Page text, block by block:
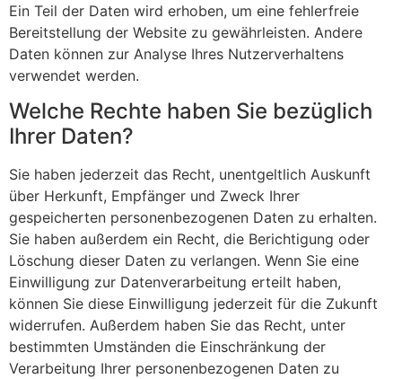
Ein Teil der Daten wird erhoben, um eine fehlerfreie
Bereitstellung der Website zu gewährleisten. Andere
Daten können zur Analyse Ihres Nutzerverhaltens
verwendet werden.
Welche Rechte haben Sie bezüglich
Ihrer Daten?
Sie haben jederzeit das Recht, unentgeltlich Auskunft
über Herkunft, Empfänger und Zweck Ihrer
gespeicherten personenbezogenen Daten zu erhalten.
Sie haben außerdem ein Recht, die Berichtigung oder
Löschung dieser Daten zu verlangen. Wenn Sie eine
Einwilligung zur Datenverarbeitung erteilt haben,
können Sie diese Einwilligung jederzeit für die Zukunft
widerrufen. Außerdem haben Sie das Recht, unter
bestimmten Umständen die Einschränkung der
Verarbeitung Ihrer personenbezogenen Daten zu